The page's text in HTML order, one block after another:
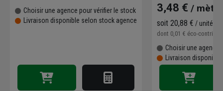
Choisir une agence pour vérifier le stock
Livraison disponible selon stock agence
3,48 € /
soit20,88 € / unité
dont 0,01 € éco-
Choisir une agence
Livraison